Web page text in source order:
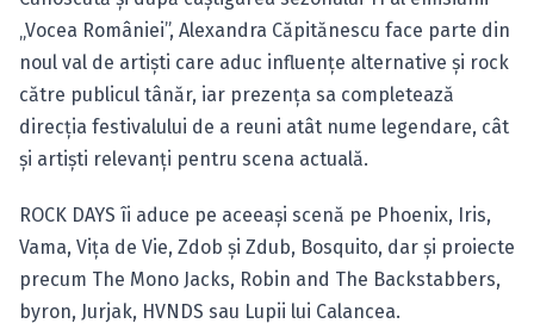
„Vocea României”, Alexandra Căpitănescu face parte din
noul val de artiști care aduc influențe alternative și rock
către publicul tânăr, iar prezența sa completează
direcția festivalului de a reuni atât nume legendare, cât
și artiști relevanți pentru scena actuală.
ROCK DAYS îi aduce pe aceeași scenă pe Phoenix, Iris,
Vama, Vița de Vie, Zdob și Zdub, Bosquito, dar și proiecte
precum The Mono Jacks, Robin and The Backstabbers,
byron, Jurjak, HVNDS sau Lupii lui Calancea.